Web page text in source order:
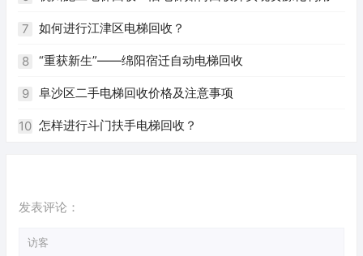
是对电梯质量的双重考验。下面就让我们一起来了解一下回
收坏电梯模块的相关知识。
7 如何进行江津区电梯回收？
8 “重获新生”——绵阳宿迁自动电梯回收
9 阜沙区二手电梯回收价格及注意事项
10 怎样进行斗门扶手电梯回收？
发表评论：